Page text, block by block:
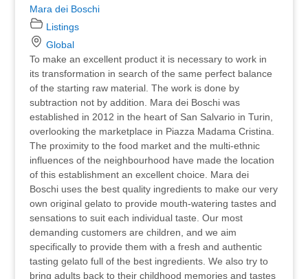
Mara dei Boschi
Listings
Global
To make an excellent product it is necessary to work in
its transformation in search of the same perfect balance
of the starting raw material. The work is done by
subtraction not by addition. Mara dei Boschi was
established in 2012 in the heart of San Salvario in Turin,
overlooking the marketplace in Piazza Madama Cristina.
The proximity to the food market and the multi-ethnic
influences of the neighbourhood have made the location
of this establishment an excellent choice. Mara dei
Boschi uses the best quality ingredients to make our very
own original gelato to provide mouth-watering tastes and
sensations to suit each individual taste. Our most
demanding customers are children, and we aim
specifically to provide them with a fresh and authentic
tasting gelato full of the best ingredients. We also try to
bring adults back to their childhood memories and tastes